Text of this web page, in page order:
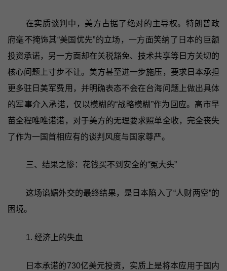
在实质谈判中，美方占据了绝对的主导权。特朗普政
府毫不掩饰其“美国优先”的立场，一方面笑纳了日本的巨额
投资承诺，另一方面却在关税豁免、技术共享等日方关切的
核心问题上寸步不让。美方甚至进一步施压，要求日本承担
更多驻日美军费用，并明确表态不会在台海问题上做出具体
的军事介入承诺，仅以模糊的“战略模糊”作为回应。高市早
苗全程唯唯诺诺，对于美方的无理要求照单全收，完全丧失
了作为一国首相应有的谈判风度与国家尊严。
三、结果之惨：花钱买不到安全的“冤大头”
这场谄媚外交的最终结果，是日本陷入了“人财两空”的
困境。
1. 经济上的失血
日本承诺的730亿美元投资，实质上是将本应用于国内